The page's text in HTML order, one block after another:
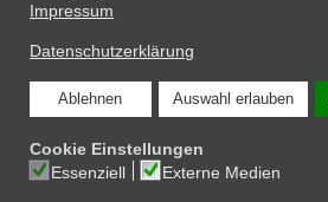
Impressum
Datenschutzerklärung
Ablehnen Auswahl erlauben
Cookie Einstellungen
Essenziell
Externe Medien
COPYRIGHT © 2026 ONLINE-MAGAZIN